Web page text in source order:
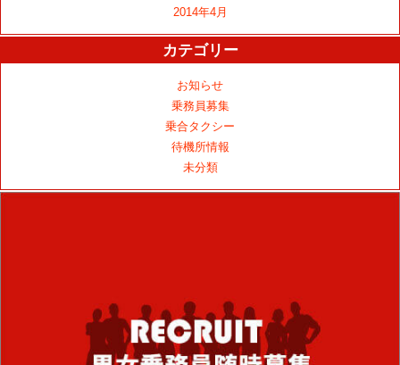
2014年4月
カテゴリー
お知らせ
乗務員募集
乗合タクシー
待機所情報
未分類